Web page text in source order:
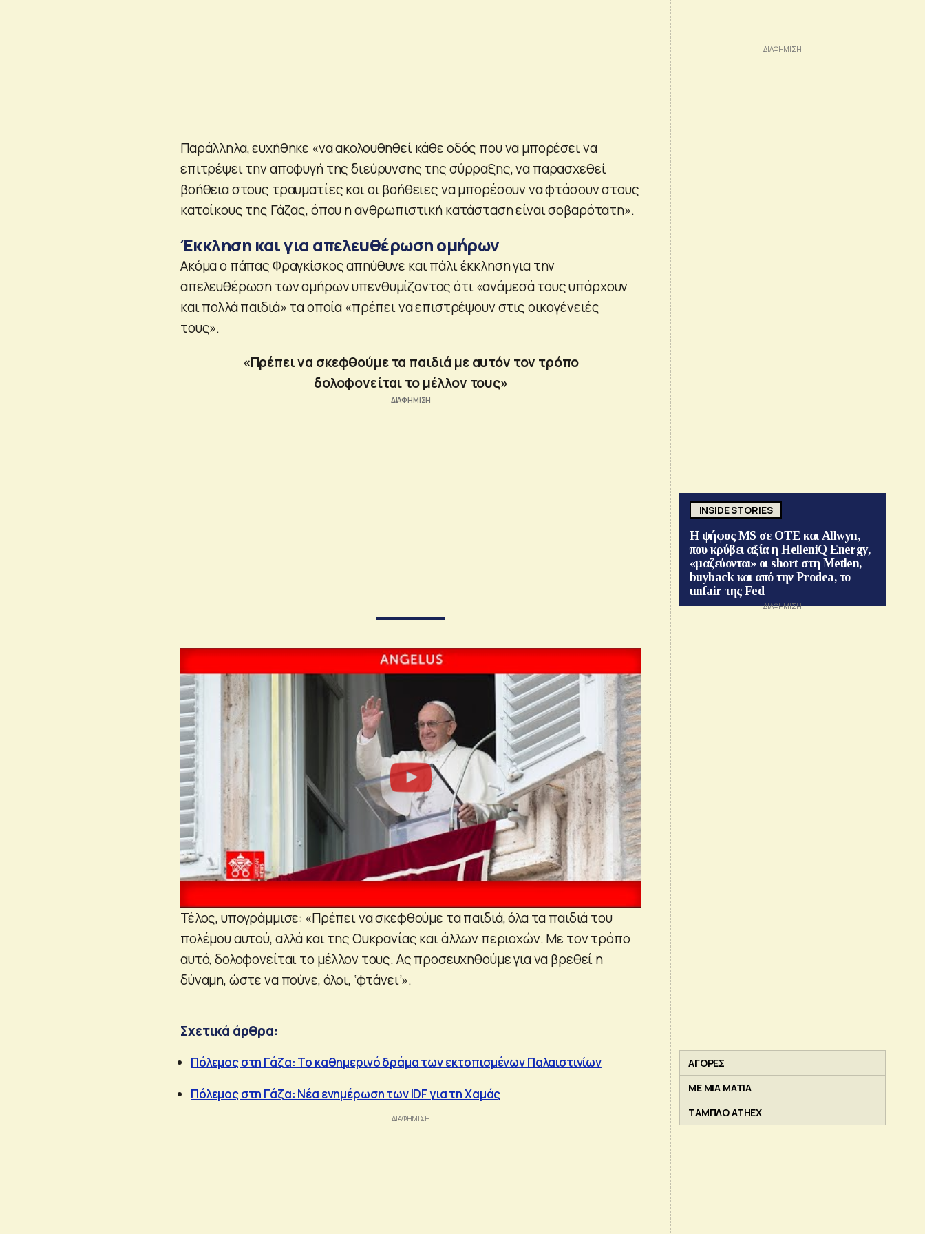
Παράλληλα, ευχήθηκε «να ακολουθηθεί κάθε οδός που να μπορέσει να
επιτρέψει την αποφυγή της διεύρυνσης της σύρραξης, να παρασχεθεί
βοήθεια στους τραυματίες και οι βοήθειες να μπορέσουν να φτάσουν στους
κατοίκους της Γάζας, όπου η ανθρωπιστική κατάσταση είναι σοβαρότατη».
Έκκληση και για απελευθέρωση ομήρων
Ακόμα ο πάπας Φραγκίσκος απηύθυνε και πάλι έκκληση για την
απελευθέρωση των ομήρων υπενθυμίζοντας ότι «ανάμεσά τους υπάρχουν
και πολλά παιδιά» τα οποία «πρέπει να επιστρέψουν στις οικογένειές
τους».
«Πρέπει να σκεφθούμε τα παιδιά με αυτόν τον τρόπο
δολοφονείται το μέλλον τους»
Τέλος, υπογράμμισε: «Πρέπει να σκεφθούμε τα παιδιά, όλα τα παιδιά του
πολέμου αυτού, αλλά και της Ουκρανίας και άλλων περιοχών. Με τον τρόπο
αυτό, δολοφονείται το μέλλον τους. Ας προσευχηθούμε για να βρεθεί η
δύναμη, ώστε να πούνε, όλοι, ‘φτάνει’».
Σχετικά άρθρα:
Πόλεμος στη Γάζα: Το καθημερινό δράμα των εκτοπισμένων Παλαιστινίων
Πόλεμος στη Γάζα: Νέα ενημέρωση των IDF για τη Χαμάς
INSIDE STORIES
Η ψήφος MS σε ΟΤΕ και Allwyn,
που κρύβει αξία η HelleniQ Energy,
«μαζεύονται» οι short στη Metlen,
buyback και από την Prodea, το
unfair της Fed
ΑΓΟΡΕΣ
ΜΕ ΜΙΑ ΜΑΤΙΑ
ΤΑΜΠΛΟ ATHEX